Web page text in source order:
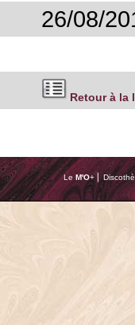
26/08/
Retour à la
Le M'O+ ⎢